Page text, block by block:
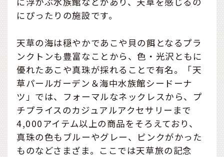
にぴったりの施設です。
天草の海は穏やかであこや貝の餌となるプラ
ンクトンも豊富なことから、色・光沢ともに
優れたあこや真珠が採れることで有名。「天
草パールガーデン＆海中水族館シードーナ
ツ」では、フォーマルなネックレスから、プ
チプライスのカジュアルアクセサリーまで
4,000アイテム以上の商品をそろえており、
真珠の色もブルーやグレー、ピンクがかった
ものなどさまざま。ここでは天草旅の記念